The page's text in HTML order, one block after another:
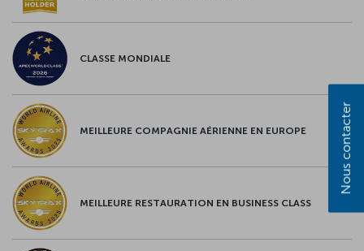
CLASSE MONDIALE
MEILLEURE COMPAGNIE AÉRIENNE EN EUROPE
MEILLEURE RESTAURATION EN BUSINESS CLASS
Nous contacter